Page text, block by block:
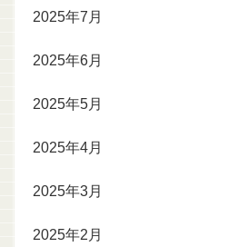
2025年7月
2025年6月
2025年5月
2025年4月
2025年3月
2025年2月